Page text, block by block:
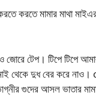
করতে মামার মাথা
টেপ। টিপে টিপে
থেকে দুধ বের করে
গুদের আসল ভাতার